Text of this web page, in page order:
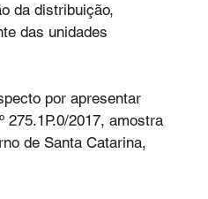
da distribuição,
das unidades
por apresentar
275.1P.0/2017, amostra
de Santa Catarina,